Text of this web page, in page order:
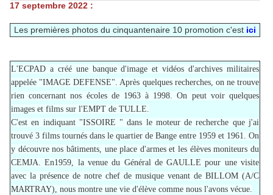
17 septembre 2022 :
Les premières photos du cinquantenaire 10 promotion c'est ici
L'ECPAD a créé une banque d'image et vidéos d'archives militaires
appelée "IMAGE DEFENSE". Après quelques recherches, on ne trouve
rien concernant nos écoles de 1963 à 1998. On peut voir quelques
images et films sur l'EMPT de TULLE.
C'est en indiquant "ISSOIRE " dans le moteur de recherche que j'ai
trouvé 3 films tournés dans le quartier de Bange entre 1959 et 1961. On
y découvre nos bâtiments, une place d'armes et les élèves moniteurs du
CEMJA. En1959, la venue du Général de GAULLE pour une visite
avec la présence de notre chef de musique venant de BILLOM (A/C
MARTRAY), nous montre une vie d'élève comme nous l'avons vécue.